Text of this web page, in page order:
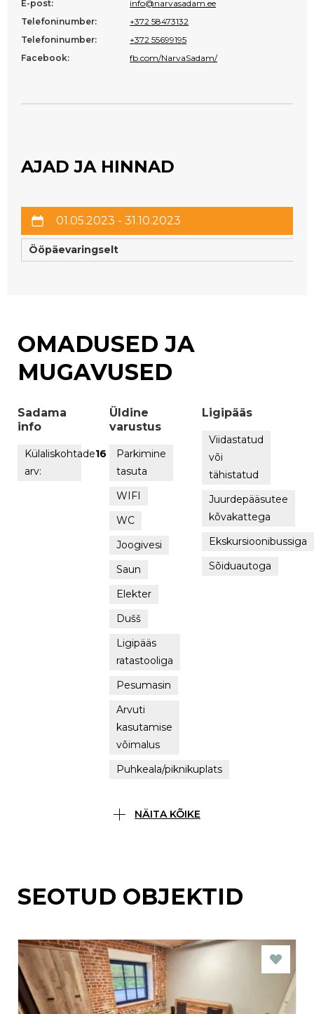
E-post:
info@narvasadam.ee
Telefoninumber:
+372 58473132
Telefoninumber:
+372 55699195
Facebook:
fb.com/NarvaSadam/
AJAD JA HINNAD
01.05.2023 - 31.10.2023
Ööpäevaringselt
OMADUSED JA
MUGAVUSED
Sadama
info
Külaliskohtade
arv:
16
Üldine
varustus
Parkimine
tasuta
WIFI
WC
Joogivesi
Saun
Elekter
Dušš
Ligipääs
ratastooliga
Pesumasin
Arvuti
kasutamise
võimalus
Puhkeala/piknikuplats
Ligipääs
Viidastatud
või
tähistatud
Juurdepääsutee
kõvakattega
Ekskursioonibussiga
Sõiduautoga
NÄITA KÕIKE
SEOTUD OBJEKTID